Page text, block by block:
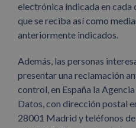
electrónica indicada en
que se reciba así como
anteriormente indicados.
Además, las personas
presentar una reclamación
control, en España la
Datos, con dirección postal
28001 Madrid y teléfonos